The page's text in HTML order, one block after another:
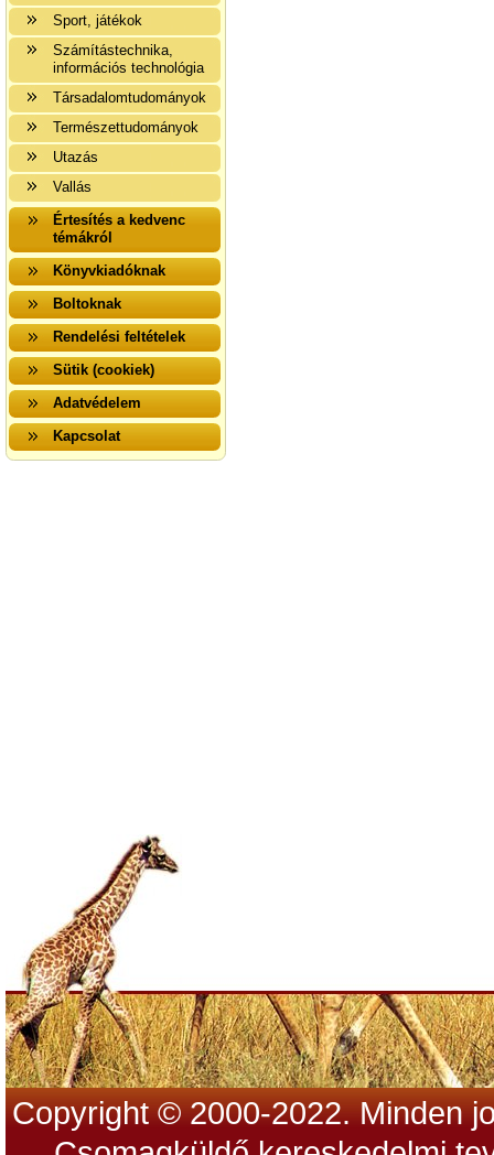
Sport, játékok
Számítástechnika,
információs technológia
Társadalomtudományok
Természettudományok
Utazás
Vallás
Értesítés a kedvenc
témákról
Könyvkiadóknak
Boltoknak
Rendelési feltételek
Sütik (cookiek)
Adatvédelem
Kapcsolat
Copyright © 2000-2022. Minden